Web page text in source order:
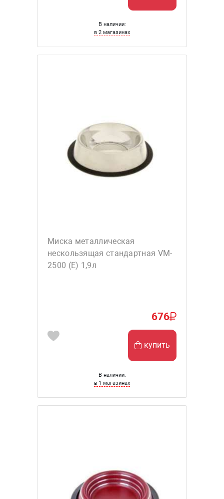
В наличии:
в 2 магазинах
Миска металлическая
нескользящая стандартная VM-
2500 (E) 1,9л
676
купить
В наличии:
в 1 магазинах